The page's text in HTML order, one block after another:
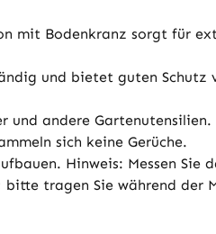
mit Bodenkranz sorgt für
und bietet guten Schutz
und andere Gartenutensilien.
sich keine Gerüche.
Hinweis: Messen Sie
bitte tragen Sie während der